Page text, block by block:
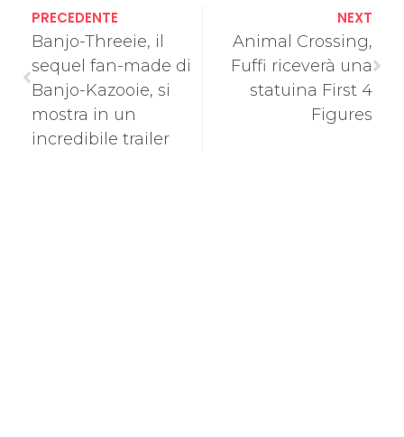
PRECEDENTE
Banjo-Threeie, il
sequel fan-made di
Banjo-Kazooie, si
mostra in un
incredibile trailer
NEXT
Animal Crossing,
Fuffi riceverà una
statuina First 4
Figures